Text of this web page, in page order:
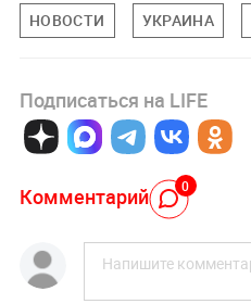
НОВОСТИ УКРАИНА
Подписаться на LIFE
Комментарий 0